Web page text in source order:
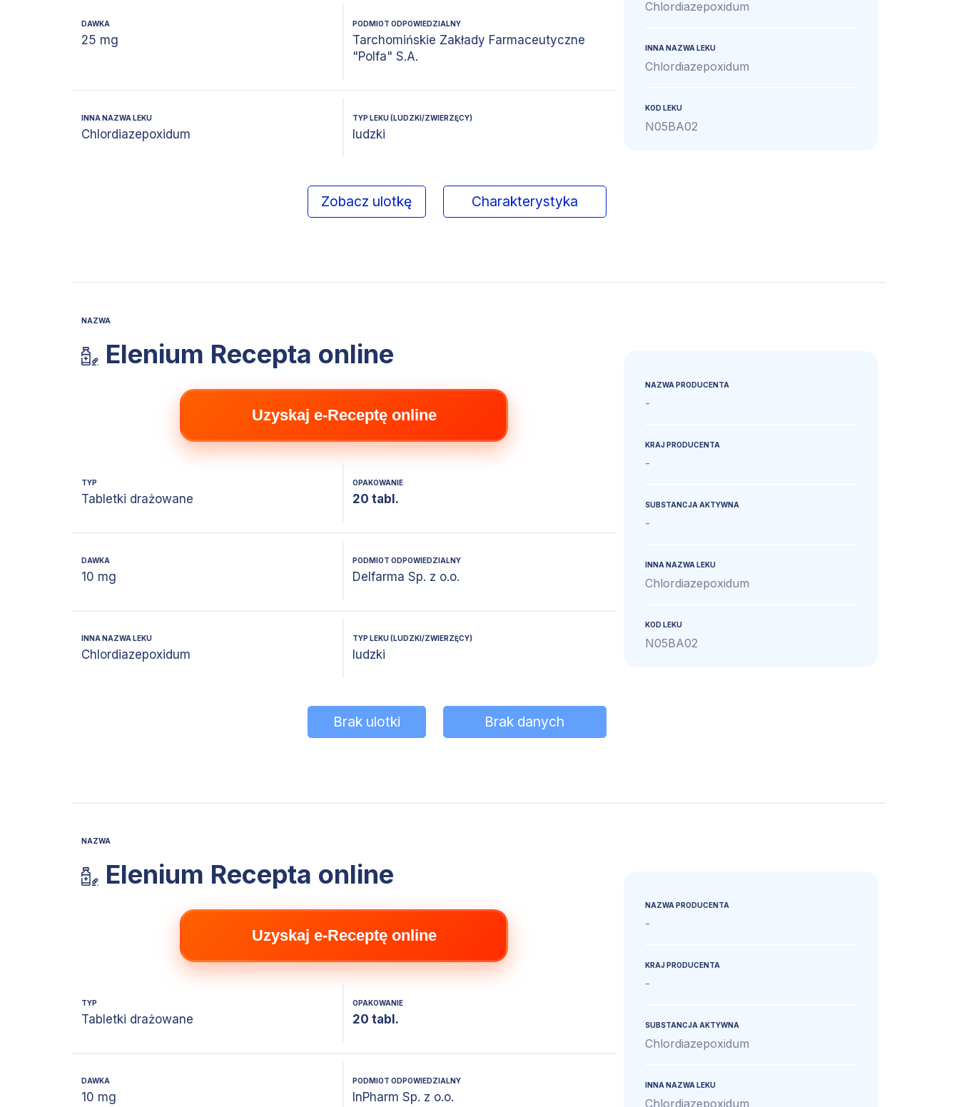
DAWKA
25 mg
PODMIOT ODPOWIEDZIALNY
Tarchomińskie Zakłady Farmaceutyczne
"Polfa" S.A.
INNA NAZWA LEKU
Chlordiazepoxidum
TYP LEKU (LUDZKI/ZWIERZĘCY)
ludzki
Zobacz ulotkę Charakterystyka
Chlordiazepoxidum
INNA NAZWA LEKU
Chlordiazepoxidum
KOD LEKU
N05BA02
NAZWA
Elenium Recepta online
Uzyskaj e-Receptę online
TYP
Tabletki drażowane
OPAKOWANIE
20 tabl.
DAWKA
10 mg
PODMIOT ODPOWIEDZIALNY
Delfarma Sp. z o.o.
INNA NAZWA LEKU
Chlordiazepoxidum
TYP LEKU (LUDZKI/ZWIERZĘCY)
ludzki
Brak ulotki Brak danych
NAZWA PRODUCENTA
-
KRAJ PRODUCENTA
-
SUBSTANCJA AKTYWNA
-
INNA NAZWA LEKU
Chlordiazepoxidum
KOD LEKU
N05BA02
NAZWA
Elenium Recepta online
Uzyskaj e-Receptę online
TYP
Tabletki drażowane
OPAKOWANIE
20 tabl.
DAWKA
10 mg
PODMIOT ODPOWIEDZIALNY
InPharm Sp. z o.o.
NAZWA PRODUCENTA
-
KRAJ PRODUCENTA
-
SUBSTANCJA AKTYWNA
Chlordiazepoxidum
INNA NAZWA LEKU
Chlordiazepoxidum